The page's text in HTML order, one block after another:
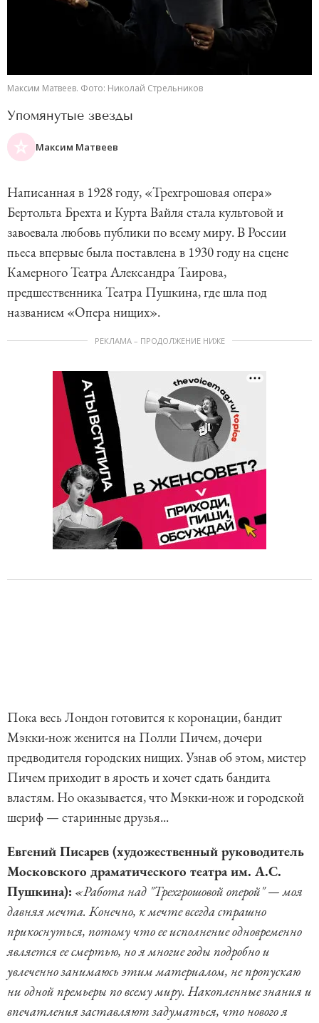
Максим Матвеев. Фото: Николай Стрельников
Упомянутые звезды
Максим Матвеев
Написанная в 1928 году, «Трехгрошовая опера»
Бертольта Брехта и Курта Вайля стала культовой и
завоевала любовь публики по всему миру. В России
пьеса впервые была поставлена в 1930 году на сцене
Камерного Театра Александра Таирова,
предшественника Театра Пушкина, где шла под
названием «Опера нищих».
РЕКЛАМА – ПРОДОЛЖЕНИЕ НИЖЕ
Пока весь Лондон готовится к коронации, бандит
Мэкки-нож женится на Полли Пичем, дочери
предводителя городских нищих. Узнав об этом, мистер
Пичем приходит в ярость и хочет сдать бандита
властям. Но оказывается, что Мэкки-нож и городской
шериф — старинные друзья...
Евгений Писарев (художественный руководитель
Московского драматического театра им. А.С.
Пушкина): «Работа над "Трехгрошовой оперой" — моя
давняя мечта. Конечно, к мечте всегда страшно
прикоснуться, потому что ее исполнение одновременно
является ее смертью, но я многие годы подробно и
увлеченно занимаюсь этим материалом, не пропускаю
ни одной премьеры по всему миру. Накопленные знания и
впечатления заставляют задуматься, что нового я